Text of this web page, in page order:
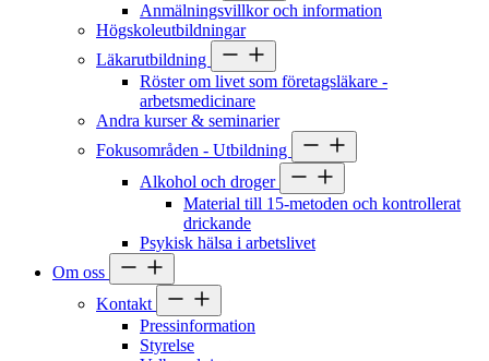
Anmälningsvillkor och information
Högskoleutbildningar
Läkarutbildning
Röster om livet som företagsläkare -
arbetsmedicinare
Andra kurser & seminarier
Fokusområden - Utbildning
Alkohol och droger
Material till 15-metoden och kontrollerat
drickande
Psykisk hälsa i arbetslivet
Om oss
Kontakt
Pressinformation
Styrelse